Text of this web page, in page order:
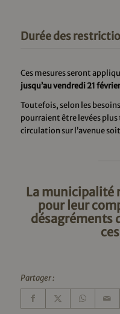
Durée des
Ces mesures seront
jusqu’au vendredi 21
Toutefois, selon les
pourraient être levées
circulation sur l’avenue
La municipalité
pour leur
désagréments
Partager :